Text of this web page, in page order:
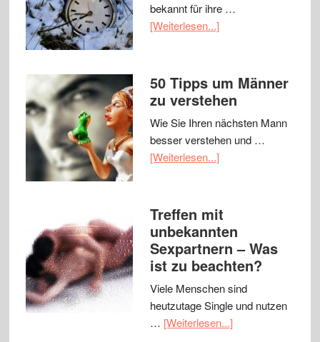
bekannt für ihre …
[Weiterlesen...]
50 Tipps um Männer
zu verstehen
Wie Sie Ihren nächsten Mann
besser verstehen und …
[Weiterlesen...]
Treffen mit
unbekannten
Sexpartnern – Was
ist zu beachten?
Viele Menschen sind
heutzutage Single und nutzen
… [Weiterlesen...]